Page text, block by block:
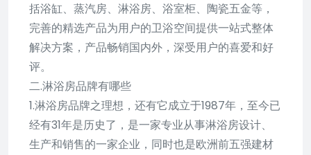
括浴缸、蒸汽房、淋浴房、浴室柜、陶瓷五金等，
完善的精选产品为用户的卫浴空间提供一站式整体
解决方案，产品畅销国内外，深受用户的喜爱和好
评。
二.淋浴房品牌有哪些
1.淋浴房品牌之理想，还有它成立于1987年，至今已
经有31年是历史了，是一家专业从事淋浴房设计、
生产和销售的一家企业，同时也是欧洲前五强建材